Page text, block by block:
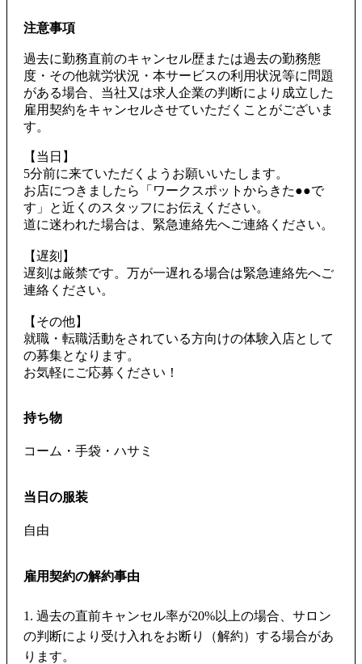
注意事項
過去に勤務直前のキャンセル歴または過去の勤務態
度・その他就労状況・本サービスの利用状況等に問題
がある場合、当社又は求人企業の判断により成立した
雇用契約をキャンセルさせていただくことがございま
す。
【当日】
5分前に来ていただくようお願いいたします。
お店につきましたら「ワークスポットからきた●●で
す」と近くのスタッフにお伝えください。
道に迷われた場合は、緊急連絡先へご連絡ください。
【遅刻】
遅刻は厳禁です。万が一遅れる場合は緊急連絡先へご
連絡ください。
【その他】
就職・転職活動をされている方向けの体験入店として
の募集となります。
お気軽にご応募ください！
持ち物
コーム・手袋・ハサミ
当日の服装
自由
雇用契約の解約事由
1. 過去の直前キャンセル率が20%以上の場合、サロン
の判断により受け入れをお断り（解約）する場合があ
ります。